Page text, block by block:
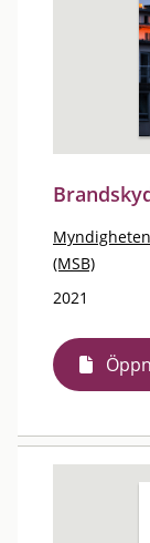
(MSB)
2021